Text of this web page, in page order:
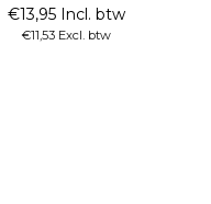
€13,95 Incl. btw
€11,53 Excl. btw